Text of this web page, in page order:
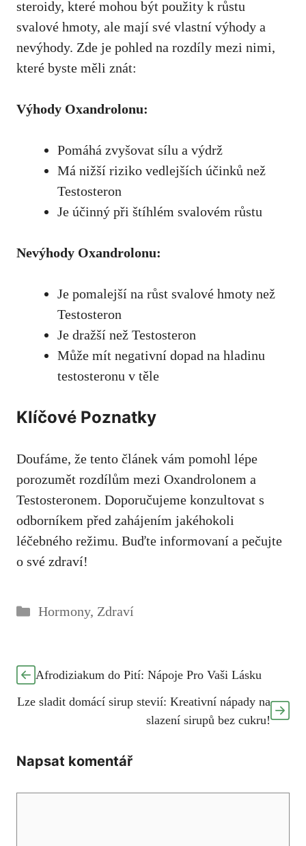
steroidy, které mohou být použity k růstu
svalové hmoty, ale mají své vlastní výhody a
nevýhody. Zde je pohled na rozdíly mezi nimi,
které byste měli znát:
Výhody Oxandrolonu:
Pomáhá zvyšovat sílu a výdrž
Má nižší riziko vedlejších účinků než
Testosteron
Je účinný při štíhlém svalovém růstu
Nevýhody Oxandrolonu:
Je pomalejší na růst svalové hmoty než
Testosteron
Je dražší než Testosteron
Může mít negativní dopad na hladinu
testosteronu v těle
Klíčové Poznatky
Doufáme, že tento článek vám pomohl lépe
porozumět rozdílům mezi Oxandrolonem a
Testosteronem. Doporučujeme konzultovat s
odborníkem před zahájením jakéhokoli
léčebného režimu. Buďte informovaní a pečujte
o své zdraví!
Rubriky
Hormony, Zdraví
Afrodiziakum do Pití: Nápoje Pro Vaši Lásku
Lze sladit domácí sirup stevií: Kreativní nápady na
slazení sirupů bez cukru!
Napsat komentář